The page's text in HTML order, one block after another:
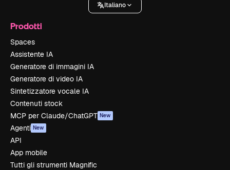
Italiano
Prodotti
Spaces
Assistente IA
Generatore di immagini IA
Generatore di video IA
Sintetizzatore vocale IA
Contenuti stock
MCP per Claude/ChatGPT New
Agenti New
API
App mobile
Tutti gli strumenti Magnific